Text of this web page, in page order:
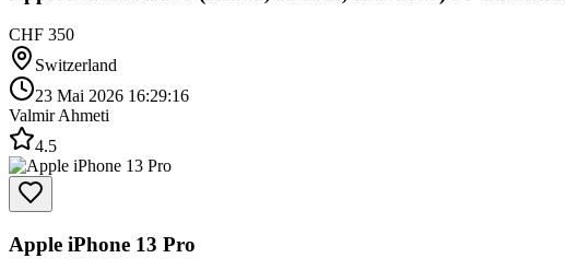
CHF 350
Switzerland
23 Mai 2026 16:29:16
Valmir Ahmeti
4.5
Apple iPhone 13 Pro